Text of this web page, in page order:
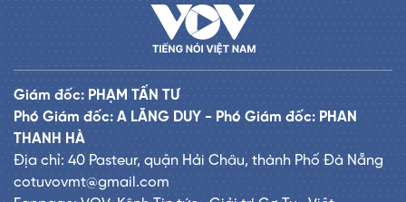
Giám đốc: PHẠM TẤN TƯ
Phó Giám đốc: A LĂNG DUY - Phó Giám đốc: PHAN
THANH HÀ
Địa chỉ: 40 Pasteur, quận Hải Châu, thành Phố Đà Nẵng
cotuvovmt@gmail.com